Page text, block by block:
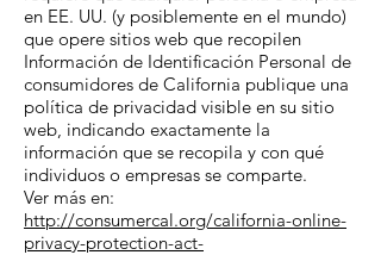
en EE. UU. (y posiblemente en el mundo)
que opere sitios web que recopilen
Información de Identificación Personal de
consumidores de California publique una
política de privacidad visible en su sitio
web, indicando exactamente la
información que se recopila y con qué
individuos o empresas se comparte.
Ver más en:
http://consumercal.org/california-online-
privacy-protection-act-